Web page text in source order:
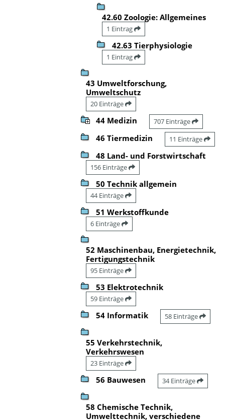
42.60 Zoologie: Allgemeines
1 Eintrag
42.63 Tierphysiologie
1 Eintrag
43 Umweltforschung,
Umweltschutz
20 Einträge
44 Medizin 707 Einträge
46 Tiermedizin 11 Einträge
48 Land- und Forstwirtschaft
156 Einträge
50 Technik allgemein
44 Einträge
51 Werkstoffkunde
6 Einträge
52 Maschinenbau, Energietechnik,
Fertigungstechnik
95 Einträge
53 Elektrotechnik
59 Einträge
54 Informatik 58 Einträge
55 Verkehrstechnik,
Verkehrswesen
23 Einträge
56 Bauwesen 34 Einträge
58 Chemische Technik,
Umwelttechnik, verschiedene